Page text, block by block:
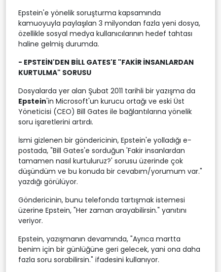
Epstein'e yönelik soruşturma kapsamında
kamuoyuyla paylaşılan 3 milyondan fazla yeni dosya,
özellikle sosyal medya kullanıcılarının hedef tahtası
haline gelmiş durumda.
- EPSTEİN'DEN BİLL GATES'E "FAKİR İNSANLARDAN
KURTULMA" SORUSU
Dosyalarda yer alan Şubat 2011 tarihli bir yazışma da
Epstein'in Microsoft'un kurucu ortağı ve eski Üst
Yöneticisi (CEO) Bill Gates ile bağlantılarına yönelik
soru işaretlerini artırdı.
İsmi gizlenen bir göndericinin, Epstein'e yolladığı e-
postada, "Bill Gates'e sorduğun 'Fakir insanlardan
tamamen nasıl kurtuluruz?' sorusu üzerinde çok
düşündüm ve bu konuda bir cevabım/yorumum var."
yazdığı görülüyor.
Göndericinin, bunu telefonda tartışmak istemesi
üzerine Epstein, "Her zaman arayabilirsin." yanıtını
veriyor.
Epstein, yazışmanın devamında, "Ayrıca martta
benim için bir günlüğüne geri gelecek, yani ona daha
fazla soru sorabilirsin." ifadesini kullanıyor.